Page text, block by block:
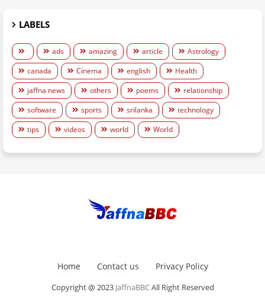
LABELS
ads amazing article
Astrology
canada
Cinema english
Health
jaffna news
others poems
relationship
software
sports srilanka
technology
tips
videos world World
Home Contact us Privacy Policy
Copyright @ 2023 JaffnaBBCAll Right Reserved